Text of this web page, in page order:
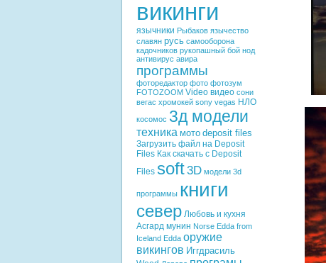
викинги
язычники Рыбаков язычество
славян русь самооборона
кадочников рукопашный бой нод
антивирус авира
программы
фоторедактор фото фотозум
FOTOZOOM Video видео сони
вегас хромокей sony vegas НЛО
косомос 3д модели
техника мото deposit files
Загрузить файл на Deposit
Files Как скачать с Deposit
Files soft3D модели 3d
программы книги
север Любовь и кухня
Асгард мунин Norse Edda from
Iceland Edda оружие
викингов Иггдрасиль